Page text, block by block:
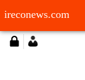
ireconews.com